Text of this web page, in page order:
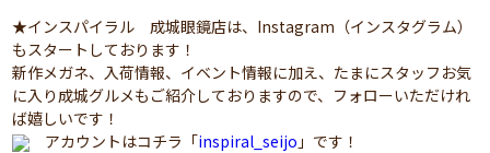
★インスパイラル 成城眼鏡店は、Instagram（インスタグラム）
もスタートしております！
新作メガネ、入荷情報、イベント情報に加え、たまにスタッフお気
に入り成城グルメもご紹介しておりますので、フォローいただけれ
ば嬉しいです！
アカウントはコチラ「inspiral_seijo 」です！